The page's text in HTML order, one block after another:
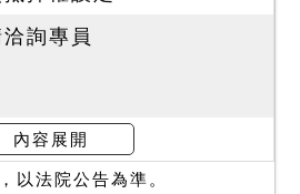
詢專員
內容展開
以法院公告為準。